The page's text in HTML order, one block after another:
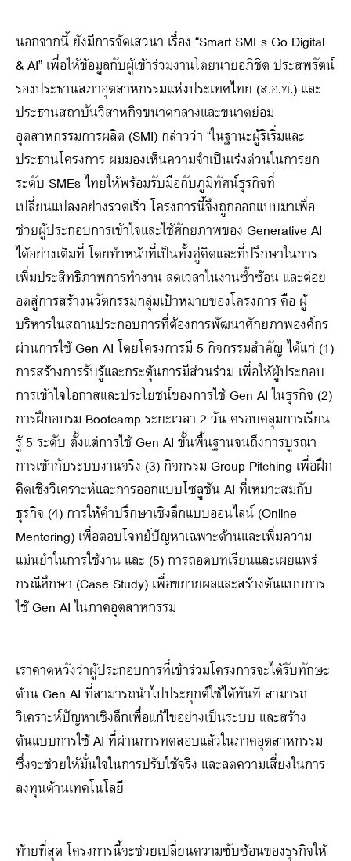
นอกจากนี้ ยังมีการจัดเสวนา เรื่อง “Smart SMEs Go Digital
& AI” เพื่อให้ข้อมูลกับผู้เข้าร่วมงานโดยนายอภิชิต ประสพรัตน์
รองประธานสภาอุตสาหกรรมแห่งประเทศไทย (ส.อ.ท.) และ
ประธานสถาบันวิสาหกิจขนาดกลางและขนาดย่อม
อุตสาหกรรมการผลิต (SMI) กล่าวว่า “ในฐานะผู้ริเริ่มและ
ประธานโครงการ ผมมองเห็นความจำเป็นเร่งด่วนในการยก
ระดับ SMEs ไทยให้พร้อมรับมือกับภูมิทัศน์ธุรกิจที่
เปลี่ยนแปลงอย่างรวดเร็ว โครงการนี้จึงถูกออกแบบมาเพื่อ
ช่วยผู้ประกอบการเข้าใจและใช้ศักยภาพของ Generative AI
ได้อย่างเต็มที่ โดยทำหน้าที่เป็นทั้งคู่คิดและที่ปรึกษาในการ
เพิ่มประสิทธิภาพการทำงาน ลดเวลาในงานซ้ำซ้อน และต่อย
อดสู่การสร้างนวัตกรรมกลุ่มเป้าหมายของโครงการ คือ ผู้
บริหารในสถานประกอบการที่ต้องการพัฒนาศักยภาพองค์กร
ผ่านการใช้ Gen AI โดยโครงการมี 5 กิจกรรมสำคัญ ได้แก่ (1)
การสร้างการรับรู้และกระตุ้นการมีส่วนร่วม เพื่อให้ผู้ประกอบ
การเข้าใจโอกาสและประโยชน์ของการใช้ Gen AI ในธุรกิจ (2)
การฝึกอบรม Bootcamp ระยะเวลา 2 วัน ครอบคลุมการเรียน
รู้ 5 ระดับ ตั้งแต่การใช้ Gen AI ขั้นพื้นฐานจนถึงการบูรณา
การเข้ากับระบบงานจริง (3) กิจกรรม Group Pitching เพื่อฝึก
คิดเชิงวิเคราะห์และการออกแบบโซลูชัน AI ที่เหมาะสมกับ
ธุรกิจ (4) การให้คำปรึกษาเชิงลึกแบบออนไลน์ (Online
Mentoring) เพื่อตอบโจทย์ปัญหาเฉพาะด้านและเพิ่มความ
แม่นยำในการใช้งาน และ (5) การถอดบทเรียนและเผยแพร่
กรณีศึกษา (Case Study) เพื่อขยายผลและสร้างต้นแบบการ
ใช้ Gen AI ในภาคอุตสาหกรรม
เราคาดหวังว่าผู้ประกอบการที่เข้าร่วมโครงการจะได้รับทักษะ
ด้าน Gen AI ที่สามารถนำไปประยุกต์ใช้ได้ทันที สามารถ
วิเคราะห์ปัญหาเชิงลึกเพื่อแก้ไขอย่างเป็นระบบ และสร้าง
ต้นแบบการใช้ AI ที่ผ่านการทดสอบแล้วในภาคอุตสาหกรรม
ซึ่งจะช่วยให้มั่นใจในการปรับใช้จริง และลดความเสี่ยงในการ
ลงทุนด้านเทคโนโลยี
ท้ายที่สุด โครงการนี้จะช่วยเปลี่ยนความซับซ้อนของธุรกิจให้